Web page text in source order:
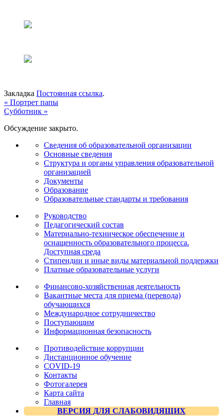
Закладка Постоянная ссылка.
« Портрет папы
Субботник »
Обсуждение закрыто.
Сведения об образовательной организации
Основные сведения
Структура и органы управления образовательной
организацией
Документы
Образование
Образовательные стандарты и требования
Руководство
Педагогический состав
Материально-техническое обеспечение и
оснащенность образовательного процесса.
Доступная среда
Стипендии и иные виды материальной поддержки
Платные образовательные услуги
Финансово-хозяйственная деятельность
Вакантные места для приема (перевода)
обучающихся
Международное сотрудничество
Поступающим
Информационная безопасность
Противодействие коррупции
Дистанционное обучение
COVID-19
Контакты
Фотогалерея
Карта сайта
Главная
ВЕРСИЯ ДЛЯ СЛАБОВИДЯЩИХ